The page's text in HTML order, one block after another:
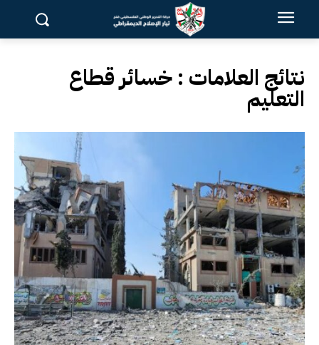
نتائج العلامات : خسائر قطاع
التعليم